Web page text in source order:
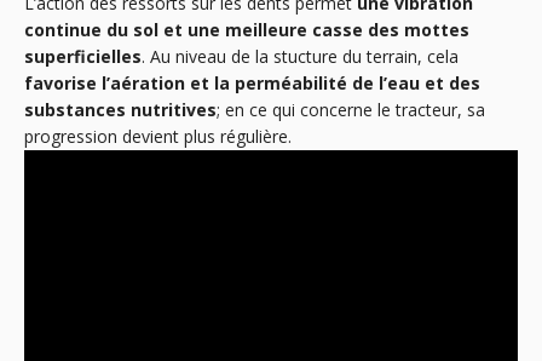
continue du sol et une meilleure casse des mottes
superficielles. Au niveau de la stucture du terrain, cela
favorise l’aération et la perméabilité de l’eau et des
substances nutritives; en ce qui concerne le tracteur, sa
progression devient plus régulière.